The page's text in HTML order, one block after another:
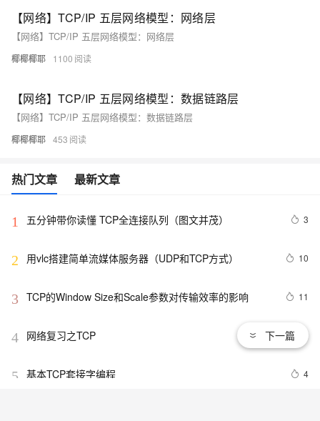
【网络】TCP/IP 五层网络模型：网络层
【网络】TCP/IP 五层网络模型：网络层
椰椰椰耶 1100
【网络】TCP/IP 五层网络模型：数据链路层
【网络】TCP/IP 五层网络模型：数据链路层
椰椰椰耶 453
热门文章 最新文章
1 五分钟带你读懂 TCP全连接队列（图文并茂） 3
2 用vlc搭建简单流媒体服务器（UDP和TCP方式） 10
3 TCP的Window Size和Scale参数对传输效率的影响 11
4 网络复习之TCP 12
5 基本TCP套接字编程 4
下一篇